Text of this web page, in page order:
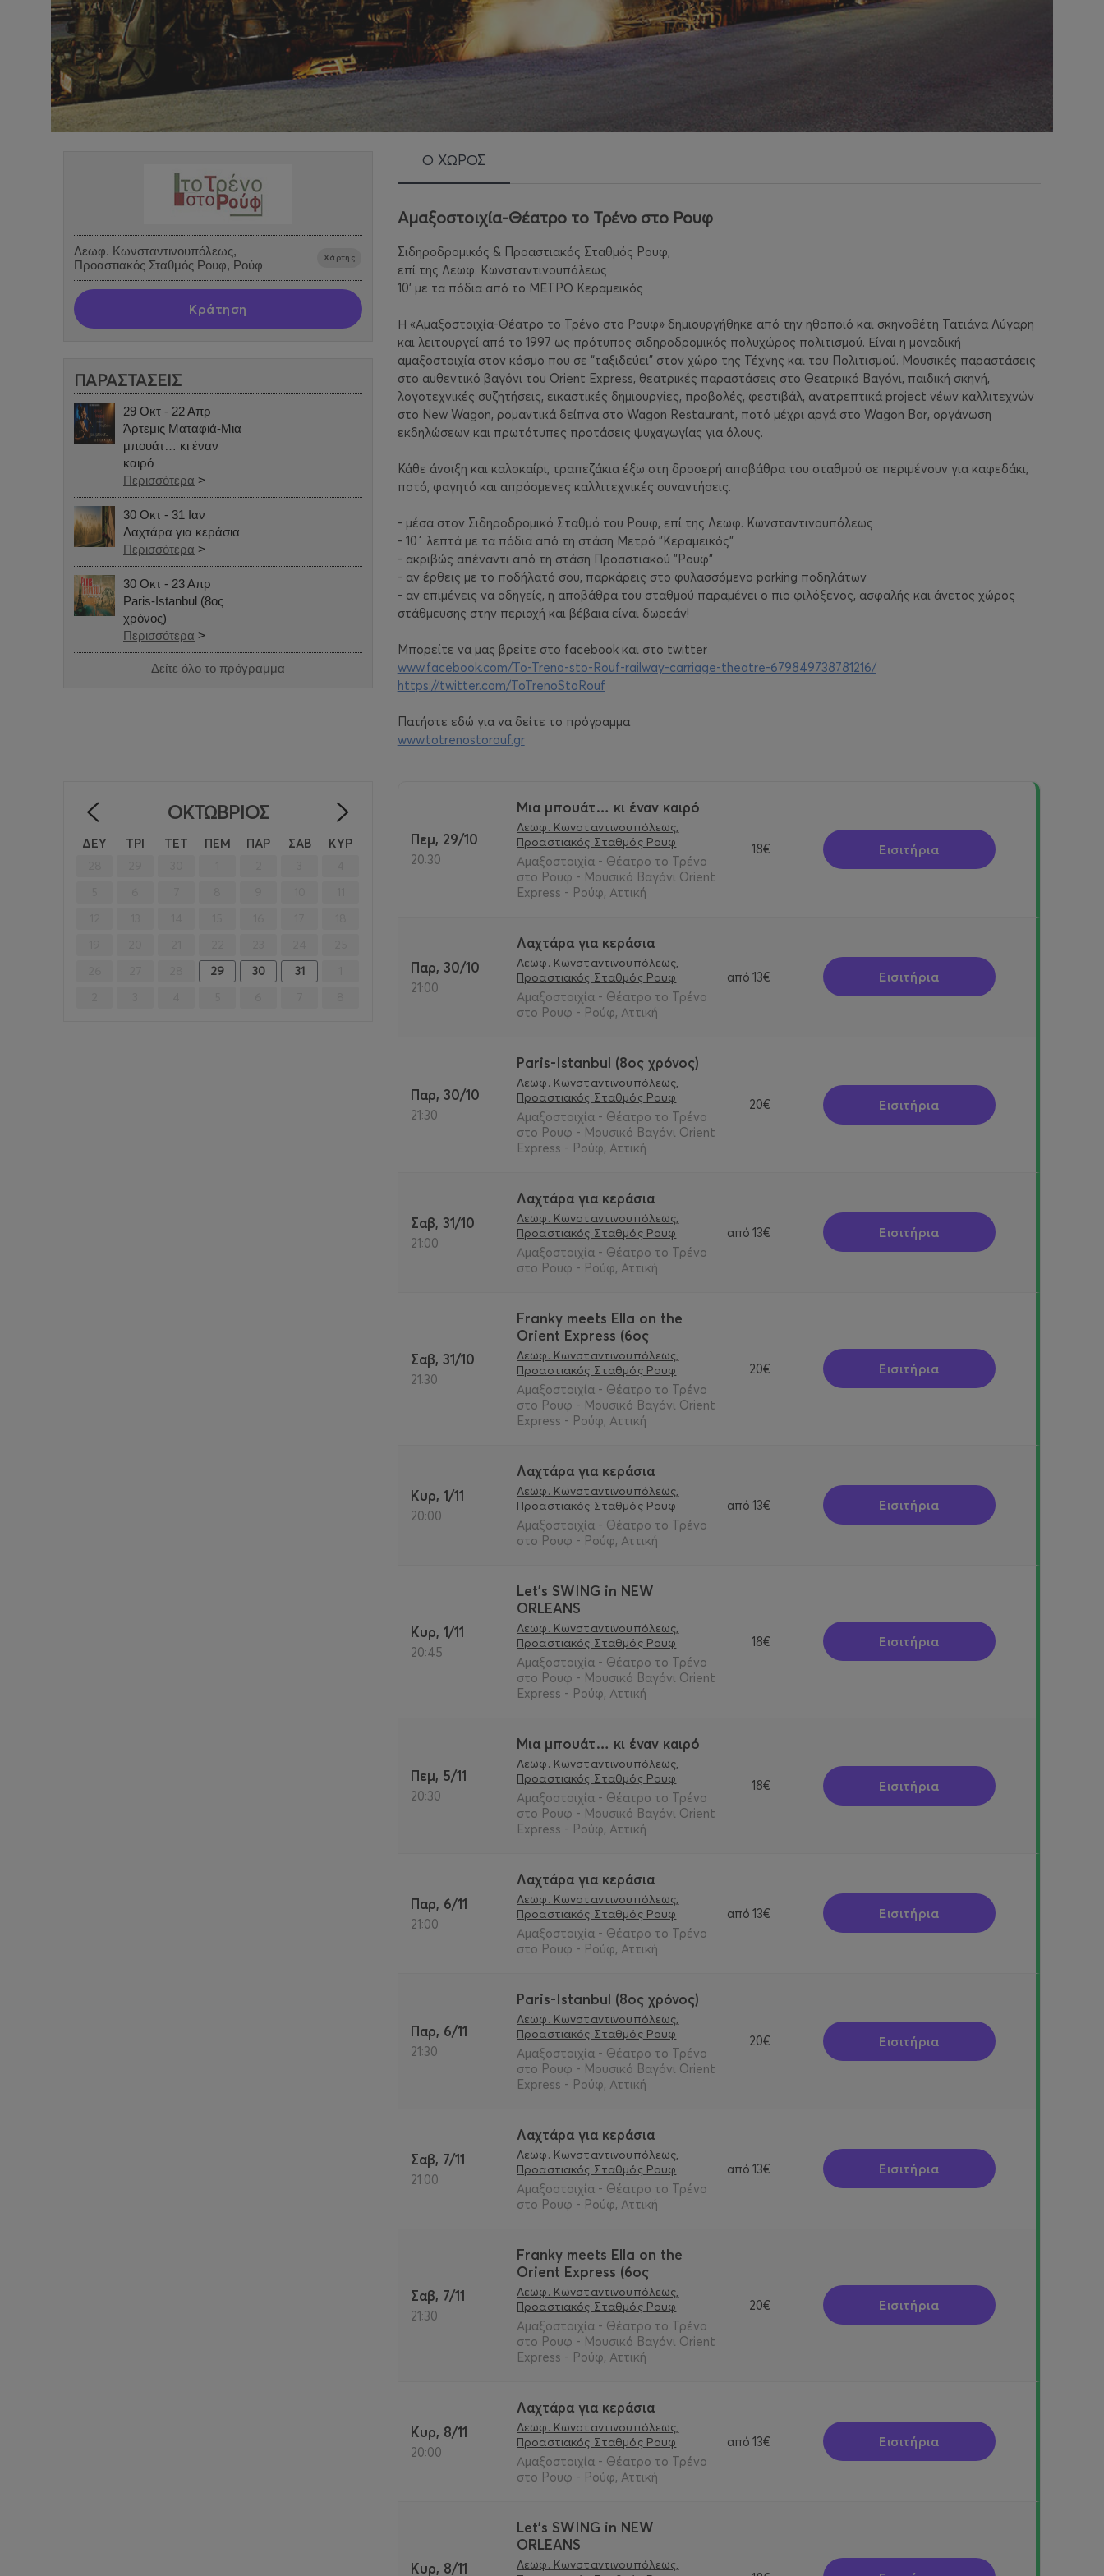
Λεωφ. Κωνσταντινουπόλεως,
Προαστιακός Σταθμός Ρουφ, Ρούφ
Χάρτης
Κράτηση
ΠΑΡΑΣΤΑΣΕΙΣ
29 Οκτ - 22 Απρ
Άρτεμις Ματαφιά-Μια
μπουάτ… κι έναν
καιρό
Περισσότερα >
30 Οκτ - 31 Ιαν
Λαχτάρα για κεράσια
Περισσότερα >
30 Οκτ - 23 Απρ
Paris-Istanbul (8ος
χρόνος)
Περισσότερα >
Δείτε όλο το πρόγραμμα
Ο ΧΩΡΟΣ
Αμαξοστοιχία-Θέατρο το Τρένο στο Ρουφ
Σιδηροδρομικός & Προαστιακός Σταθμός Ρουφ,
επί της Λεωφ. Κωνσταντινουπόλεως
10’ με τα πόδια από το ΜΕΤΡΟ Κεραμεικός
Η «Αμαξοστοιχία-Θέατρο το Τρένο στο Ρουφ» δημιουργήθηκε από την ηθοποιό και σκηνοθέτη Τατιάνα Λύγαρη
και λειτουργεί από το 1997 ως πρότυπος σιδηροδρομικός πολυχώρος πολιτισμού. Είναι η μοναδική
αμαξοστοιχία στον κόσμο που σε “ταξιδεύει” στον χώρο της Τέχνης και του Πολιτισμού. Μουσικές παραστάσεις
στο αυθεντικό βαγόνι του Orient Express, θεατρικές παραστάσεις στο Θεατρικό Βαγόνι, παιδική σκηνή,
λογοτεχνικές συζητήσεις, εικαστικές δημιουργίες, προβολές, φεστιβάλ, ανατρεπτικά project νέων καλλιτεχνών
στο New Wagon, ρομαντικά δείπνα στο Wagon Restaurant, ποτό μέχρι αργά στο Wagon Bar, οργάνωση
εκδηλώσεων και πρωτότυπες προτάσεις ψυχαγωγίας για όλους.
Κάθε άνοιξη και καλοκαίρι, τραπεζάκια έξω στη δροσερή αποβάθρα του σταθμού σε περιμένουν για καφεδάκι,
ποτό, φαγητό και απρόσμενες καλλιτεχνικές συναντήσεις.
- μέσα στον Σιδηροδρομικό Σταθμό του Ρουφ, επί της Λεωφ. Κωνσταντινουπόλεως
- 10΄ λεπτά με τα πόδια από τη στάση Μετρό "Κεραμεικός"
- ακριβώς απέναντι από τη στάση Προαστιακού "Ρουφ"
- αν έρθεις με το ποδήλατό σου, παρκάρεις στο φυλασσόμενο parking ποδηλάτων
- αν επιμένεις να οδηγείς, η αποβάθρα του σταθμού παραμένει ο πιο φιλόξενος, ασφαλής και άνετος χώρος
στάθμευσης στην περιοχή και βέβαια είναι δωρεάν!
Μπορείτε να μας βρείτε στο facebook και στο twitter
www.facebook.com/To-Treno-sto-Rouf-railway-carriage-theatre-679849738781216/
https://twitter.com/ToTrenoStoRouf
Πατήστε εδώ για να δείτε το πρόγραμμα
www.totrenostorouf.gr
ΟΚΤΏΒΡΙΟΣ
ΔΕΥ ΤΡΙ ΤΕΤ ΠΕΜ ΠΑΡ ΣΑΒ ΚΥΡ
29 30 31
Πεμ, 29/10
20:30
Μια μπουάτ… κι έναν καιρό
Λεωφ. Κωνσταντινουπόλεως,
Προαστιακός Σταθμός Ρουφ
Αμαξοστοιχία - Θέατρο το Τρένο
στο Ρουφ - Μουσικό Βαγόνι Orient
Express - Ρούφ, Αττική
18€ Εισιτήρια
Παρ, 30/10
21:00
Λαχτάρα για κεράσια
Λεωφ. Κωνσταντινουπόλεως,
Προαστιακός Σταθμός Ρουφ
Αμαξοστοιχία - Θέατρο το Τρένο
στο Ρουφ - Ρούφ, Αττική
από 13€ Εισιτήρια
Παρ, 30/10
21:30
Paris-Istanbul (8ος χρόνος)
Λεωφ. Κωνσταντινουπόλεως,
Προαστιακός Σταθμός Ρουφ
Αμαξοστοιχία - Θέατρο το Τρένο
στο Ρουφ - Μουσικό Βαγόνι Orient
Express - Ρούφ, Αττική
20€ Εισιτήρια
Σαβ, 31/10
21:00
Λαχτάρα για κεράσια
Λεωφ. Κωνσταντινουπόλεως,
Προαστιακός Σταθμός Ρουφ
Αμαξοστοιχία - Θέατρο το Τρένο
στο Ρουφ - Ρούφ, Αττική
από 13€ Εισιτήρια
Σαβ, 31/10
21:30
Franky meets Ella on the
Orient Express (6ος
Λεωφ. Κωνσταντινουπόλεως,
Προαστιακός Σταθμός Ρουφ
Αμαξοστοιχία - Θέατρο το Τρένο
στο Ρουφ - Μουσικό Βαγόνι Orient
Express - Ρούφ, Αττική
20€ Εισιτήρια
Κυρ, 1/11
20:00
Λαχτάρα για κεράσια
Λεωφ. Κωνσταντινουπόλεως,
Προαστιακός Σταθμός Ρουφ
Αμαξοστοιχία - Θέατρο το Τρένο
στο Ρουφ - Ρούφ, Αττική
από 13€ Εισιτήρια
Κυρ, 1/11
20:45
Let's SWING in NEW
ORLEANS
Λεωφ. Κωνσταντινουπόλεως,
Προαστιακός Σταθμός Ρουφ
Αμαξοστοιχία - Θέατρο το Τρένο
στο Ρουφ - Μουσικό Βαγόνι Orient
Express - Ρούφ, Αττική
18€ Εισιτήρια
Πεμ, 5/11
20:30
Μια μπουάτ… κι έναν καιρό
Λεωφ. Κωνσταντινουπόλεως,
Προαστιακός Σταθμός Ρουφ
Αμαξοστοιχία - Θέατρο το Τρένο
στο Ρουφ - Μουσικό Βαγόνι Orient
Express - Ρούφ, Αττική
18€ Εισιτήρια
Παρ, 6/11
21:00
Λαχτάρα για κεράσια
Λεωφ. Κωνσταντινουπόλεως,
Προαστιακός Σταθμός Ρουφ
Αμαξοστοιχία - Θέατρο το Τρένο
στο Ρουφ - Ρούφ, Αττική
από 13€ Εισιτήρια
Παρ, 6/11
21:30
Paris-Istanbul (8ος χρόνος)
Λεωφ. Κωνσταντινουπόλεως,
Προαστιακός Σταθμός Ρουφ
Αμαξοστοιχία - Θέατρο το Τρένο
στο Ρουφ - Μουσικό Βαγόνι Orient
Express - Ρούφ, Αττική
20€ Εισιτήρια
Σαβ, 7/11
21:00
Λαχτάρα για κεράσια
Λεωφ. Κωνσταντινουπόλεως,
Προαστιακός Σταθμός Ρουφ
Αμαξοστοιχία - Θέατρο το Τρένο
στο Ρουφ - Ρούφ, Αττική
από 13€ Εισιτήρια
Σαβ, 7/11
21:30
Franky meets Ella on the
Orient Express (6ος
Λεωφ. Κωνσταντινουπόλεως,
Προαστιακός Σταθμός Ρουφ
Αμαξοστοιχία - Θέατρο το Τρένο
στο Ρουφ - Μουσικό Βαγόνι Orient
Express - Ρούφ, Αττική
20€ Εισιτήρια
Κυρ, 8/11
20:00
Λαχτάρα για κεράσια
Λεωφ. Κωνσταντινουπόλεως,
Προαστιακός Σταθμός Ρουφ
Αμαξοστοιχία - Θέατρο το Τρένο
στο Ρουφ - Ρούφ, Αττική
από 13€ Εισιτήρια
Κυρ, 8/11
Let's SWING in NEW
ORLEANS
Λεωφ. Κωνσταντινουπόλεως,